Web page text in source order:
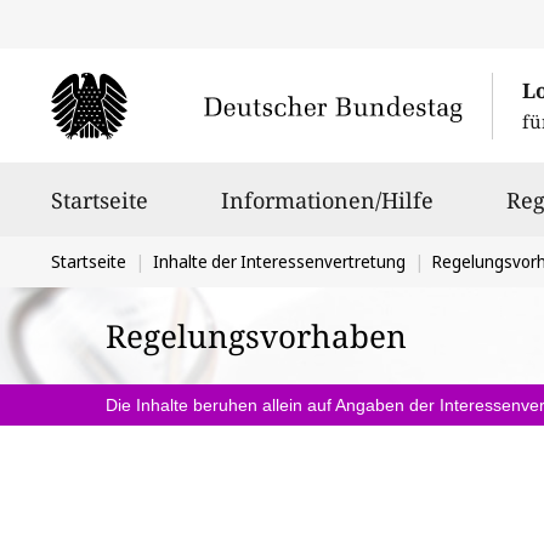
Startseite Informationen/Hilfe
Sie
befinden
sich
hier:
Startseite Inhalte der Interessenvertretung
Regelungsvorhaben
Die Inhalte beruhen allein auf Angaben der